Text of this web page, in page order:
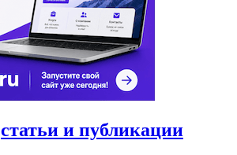
статьи и публикации